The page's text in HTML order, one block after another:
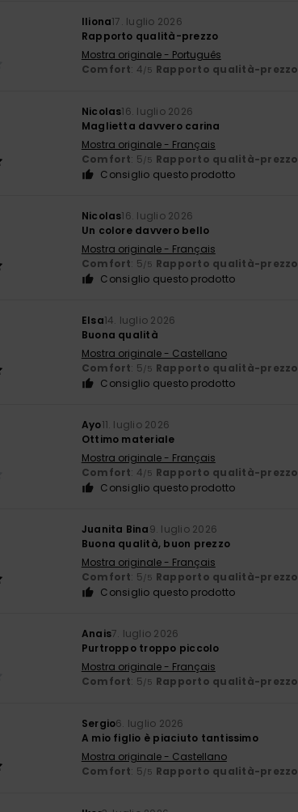
Iliona17. luglio 2026
Rapporto qualità-prezzo
Mostra originale - Português
Comfort: 4/5 Rapporto qualità-prezzo
Nicolas16. luglio 2026
Maglietta davvero carina
Mostra originale - Français
Comfort: 5/5 Rapporto qualità-prezzo
Consiglio questo prodotto
Nicolas16. luglio 2026
Un colore davvero bello
Mostra originale - Français
Comfort: 5/5 Rapporto qualità-prezzo
Consiglio questo prodotto
Elsa14. luglio 2026
Buona qualità
Mostra originale - Castellano
Comfort: 5/5 Rapporto qualità-prezzo
Consiglio questo prodotto
Ayo11. luglio 2026
Ottimo materiale
Mostra originale - Français
Comfort: 4/5 Rapporto qualità-prezzo
Consiglio questo prodotto
Juanita Bina9. luglio 2026
Buona qualità, buon prezzo
Mostra originale - Français
Comfort: 5/5 Rapporto qualità-prezzo
Consiglio questo prodotto
Anais7. luglio 2026
Purtroppo troppo piccolo
Mostra originale - Français
Comfort: 5/5 Rapporto qualità-prezzo
Sergio6. luglio 2026
A mio figlio è piaciuto tantissimo
Mostra originale - Castellano
Comfort: 5/5 Rapporto qualità-prezzo